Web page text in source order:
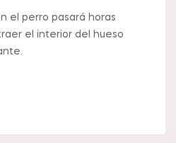
el perro pasará horas
el interior del hueso